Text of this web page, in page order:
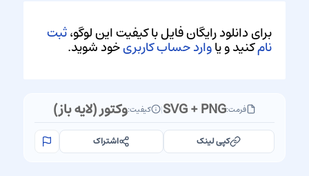
برای دانلود رایگان فایل با کیفیت این لوگو،ثبت
نامکنید و یاوارد حساب کاربریخود شوید.
فرمت:SVG + PNG
| کیفیت:وکتور (لایه باز)
کپی لینک اشتراک